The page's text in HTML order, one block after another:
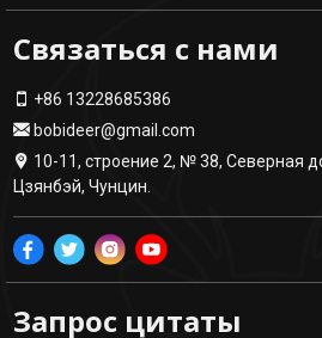
Связаться с нами
+86 13228685386
bobideer@gmail.com
10-11, строение 2, № 38, Северная
Цзянбэй, Чунцин.
Запрос цитаты